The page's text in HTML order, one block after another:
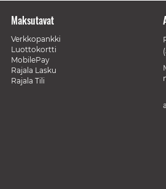
Maksutavat
Verkkopankki
Luottokortti
MobilePay
Rajala Lasku
Rajala Tili